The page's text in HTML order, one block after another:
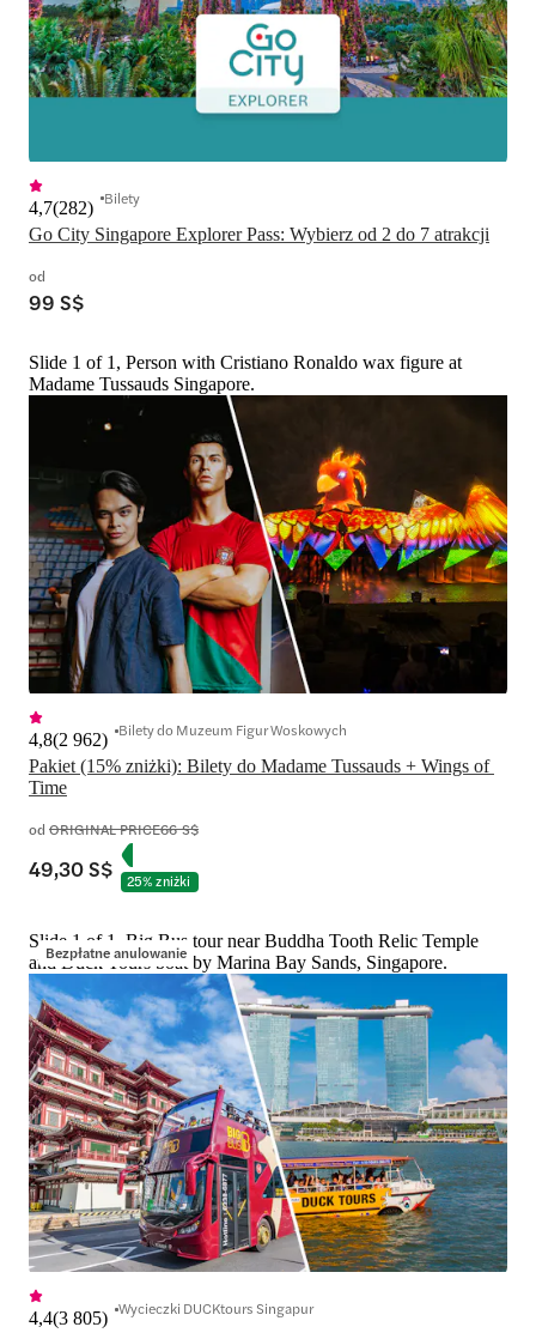
Go City Singapore Explorer Pass: Wybierz od 2 do 7 atrakcji
4,7(282) Bilety
od
99 S$
Slide 1 of 1, Person with Cristiano Ronaldo wax figure at
Madame Tussauds Singapore.
Pakiet (15% zniżki): Bilety do Madame Tussauds + Wings of
Time
4,8(2 962) Bilety do Muzeum Figur Woskowych
od ORIGINAL PRICE66 S$
49,30 S$ 25% zniżki
Bezpłatne anulowanie
Slide 1 of 1, Big Bus tour near Buddha Tooth Relic Temple
and Duck Tours boat by Marina Bay Sands, Singapore.
4,4(3 805) Wycieczki DUCKtours Singapur